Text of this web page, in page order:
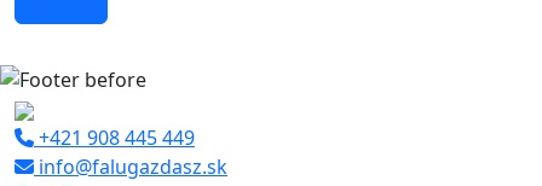
+421 908 445 449
info@falugazdasz.sk